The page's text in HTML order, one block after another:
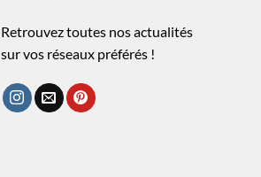
Retrouvez toutes nos actualités
sur vos réseaux préférés !